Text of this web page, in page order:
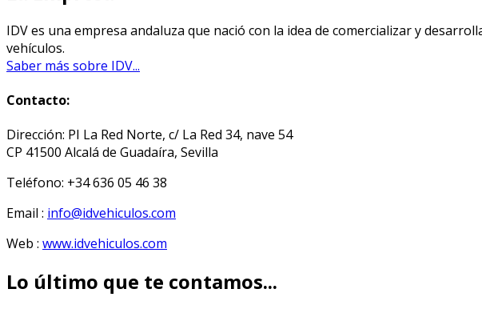
IDV es una empresa andaluza que nació con la idea de comercializar y
vehículos.
Saber más sobre IDV...
Contacto:
Dirección: PI La Red Norte, c/ La Red 34, nave 54
CP 41500 Alcalá de Guadaíra, Sevilla
Teléfono: +34 636 05 46 38
Email : info@idvehiculos.com
Web : www.idvehiculos.com
Lo último que te contamos...